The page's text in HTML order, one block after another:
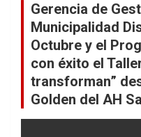
Gerencia de
Municipalidad
Octubre y el
con éxito el
transforman”
Golden del AH